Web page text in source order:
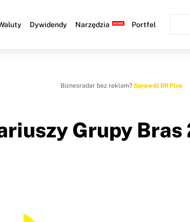
Dywidendy Narzędzia Portfel
Biznesradar bez reklam? Sprawdź BR Plus
Grupy